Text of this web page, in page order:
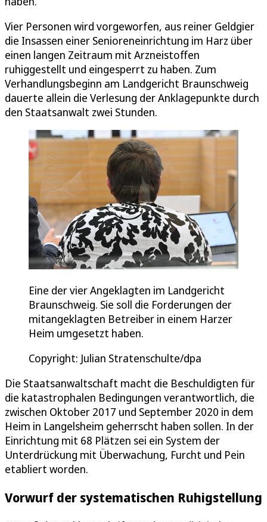
Vier Personen wird vorgeworfen, aus reiner Geldgier
die Insassen einer Senioreneinrichtung im Harz über
einen langen Zeitraum mit Arzneistoffen
ruhiggestellt und eingesperrt zu haben. Zum
Verhandlungsbeginn am Landgericht Braunschweig
dauerte allein die Verlesung der Anklagepunkte durch
den Staatsanwalt zwei Stunden.
Eine der vier Angeklagten im Landgericht
Braunschweig. Sie soll die Forderungen der
mitangeklagten Betreiber in einem Harzer
Heim umgesetzt haben.
Copyright: Julian Stratenschulte/dpa
Die Staatsanwaltschaft macht die Beschuldigten für
die katastrophalen Bedingungen verantwortlich, die
zwischen Oktober 2017 und September 2020 in dem
Heim in Langelsheim geherrscht haben sollen. In der
Einrichtung mit 68 Plätzen sei ein System der
Unterdrückung mit Überwachung, Furcht und Pein
etabliert worden.
Vorwurf der systematischen Ruhigstellung